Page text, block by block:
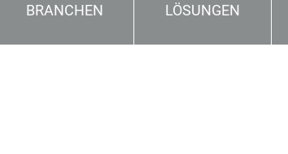
BRANCHEN LÖSUNGEN